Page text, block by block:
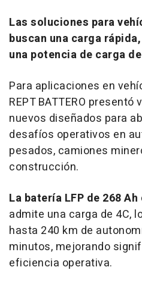
Las soluciones para
buscan una carga
una potencia de carga
Para aplicaciones en
REPT BATTERO
nuevos diseñados para
desafíos operativos en
pesados, camiones
construcción.
La batería LFP de 268
admite una carga de 4C,
hasta 240 km de
minutos, mejorando
eficiencia operativa.